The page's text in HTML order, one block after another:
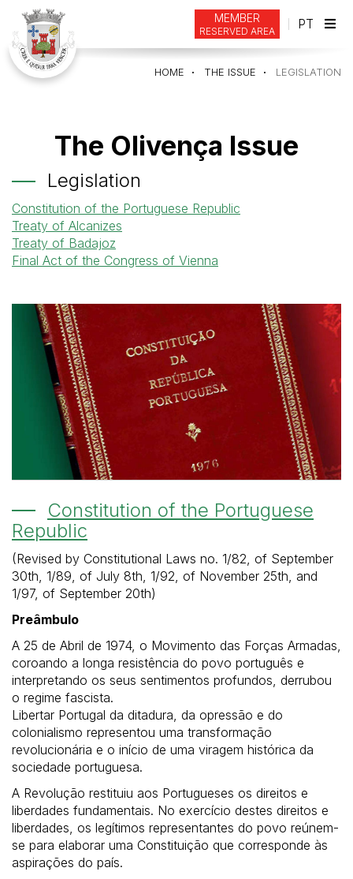
MEMBER
RESERVED AREA
PT
HOME THE ISSUE LEGISLATION
The Olivença Issue
Legislation
Constitution of the Portuguese Republic
Treaty of Alcanizes
Treaty of Badajoz
Final Act of the Congress of Vienna
Constitution of the Portuguese
Republic
(Revised by Constitutional Laws no. 1/82, of September
30th, 1/89, of July 8th, 1/92, of November 25th, and
1/97, of September 20th)
Preâmbulo
A 25 de Abril de 1974, o Movimento das Forças Armadas,
coroando a longa resistência do povo português e
interpretando os seus sentimentos profundos, derrubou
o regime fascista.
Libertar Portugal da ditadura, da opressão e do
colonialismo representou uma transformação
revolucionária e o início de uma viragem histórica da
sociedade portuguesa.
A Revolução restituiu aos Portugueses os direitos e
liberdades fundamentais. No exercício destes direitos e
liberdades, os legítimos representantes do povo reúnem-
se para elaborar uma Constituição que corresponde às
aspirações do país.